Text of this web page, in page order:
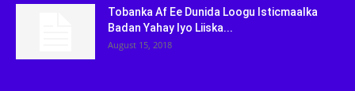
Tobanka Af Ee Dunida Loogu Isticmaalka
Badan Yahay Iyo Liiska...
August 15, 2018